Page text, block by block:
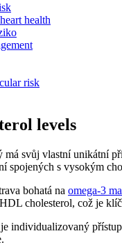
health
risk
levels
svůj vlastní unikátní
spojených s vysokým
bohatá na omega-3
cholesterol, což je